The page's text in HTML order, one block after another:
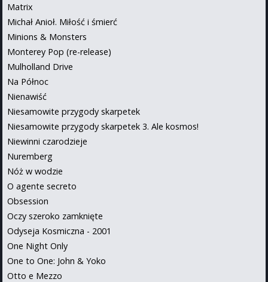
Matrix
Michał Anioł. Miłość i śmierć
Minions & Monsters
Monterey Pop (re-release)
Mulholland Drive
Na Północ
Nienawiść
Niesamowite przygody skarpetek
Niesamowite przygody skarpetek 3. Ale kosmos!
Niewinni czarodzieje
Nuremberg
Nóż w wodzie
O agente secreto
Obsession
Oczy szeroko zamknięte
Odyseja Kosmiczna - 2001
One Night Only
One to One: John & Yoko
Otto e Mezzo